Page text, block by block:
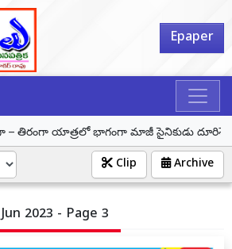
Epaper
యాత్రలో భాగంగా మాజీ సైనికుడు దూరిశెట్టి
Archive
Clip
2023 - Page 3